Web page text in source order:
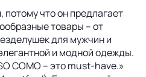
что он предлагает
товары – от
для мужчин и
и модной одежды.
COMO – это must-have.»